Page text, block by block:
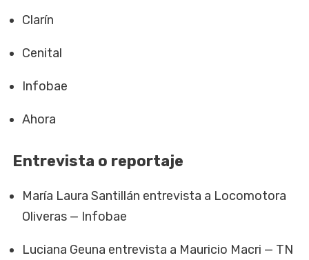
Clarín
Cenital
Infobae
Ahora
Entrevista o reportaje
María Laura Santillán entrevista a Locomotora
Oliveras — Infobae
Luciana Geuna entrevista a Mauricio Macri — TN